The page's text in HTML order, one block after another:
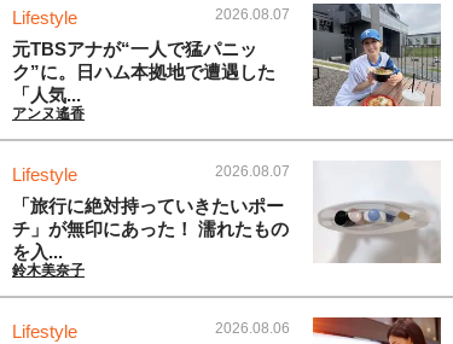
Lifestyle 2026.08.07
元TBSアナが“一人で猛パニッ
ク”に。日ハム本拠地で遭遇した
「人気...
アンヌ遙香
Lifestyle 2026.08.07
「旅行に絶対持っていきたいポー
チ」が無印にあった！ 濡れたもの
を入...
鈴木美奈子
Lifestyle 2026.08.06